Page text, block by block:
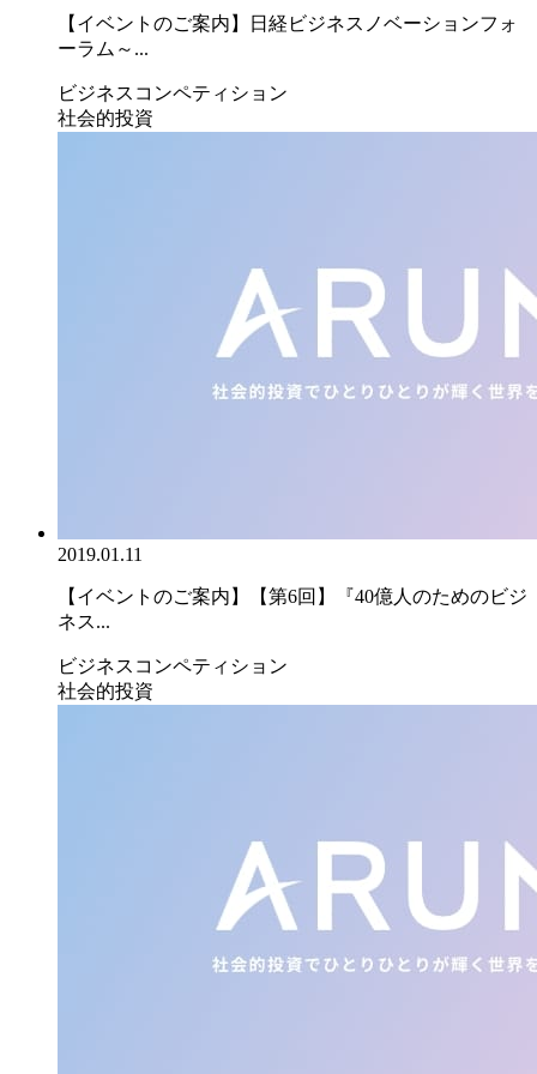
【イベントのご案内】日経ビジネスノベーションフォ
ーラム～...
ビジネスコンペティション
社会的投資
2019.01.11
【イベントのご案内】【第6回】『40億人のためのビジ
ネス...
ビジネスコンペティション
社会的投資